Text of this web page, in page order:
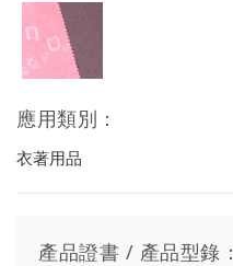
應用類別：
衣著用品
產品證書 / 產品型錄：